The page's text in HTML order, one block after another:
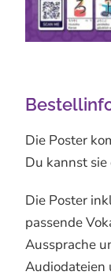
Die Poster
Du kannst
Die Poster
passende
Aussprache
Audiodateien